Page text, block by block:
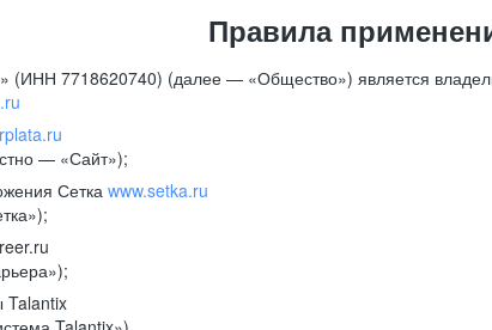
Правила
(ИНН 7718620740) (далее — «Общество») является
— «Сайт»);
Сетка www.setka.ru
Talantix